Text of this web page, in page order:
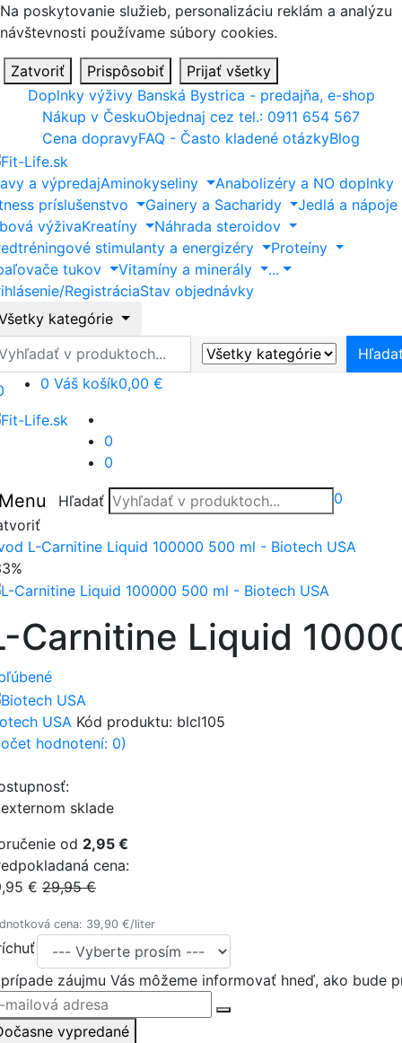
Na poskytovanie služieb, personalizáciu reklám a analýzu
návštevnosti používame súbory cookies.
Zatvoriť Prispôsobiť
Prijať všetky
Doplnky výživy Banská Bystrica - predajňa, e-shop
Nákup v ČeskuObjednaj cez tel.: 0911 654 567
Cena dopravyFAQ - Často kladené otázkyBlog
a výpredajAminokyseliny
Anabolizéry a NO doplnky
príslušenstvo
Gainery a Sacharidy
Jedlá a nápoje
výživaKreatíny
Náhrada steroidov
stimulanty a energizéry
Proteíny
tukov
Vitamíny a minerály
...
RegistráciaStav objednávky
kategórie
0 Váš košík0,00 €
0
0
Hľadať 0
L-Carnitine Liquid 100000 500 ml - Biotech USA
Carnitine Liquid
USA Kód produktu: blcl105
hodnotení: 0)
sklade
od 2,95 €
cena:
€ 29,95 €
cena: 39,90 €/liter
záujmu Vás môžeme informovať hneď, ako bude
vypredané